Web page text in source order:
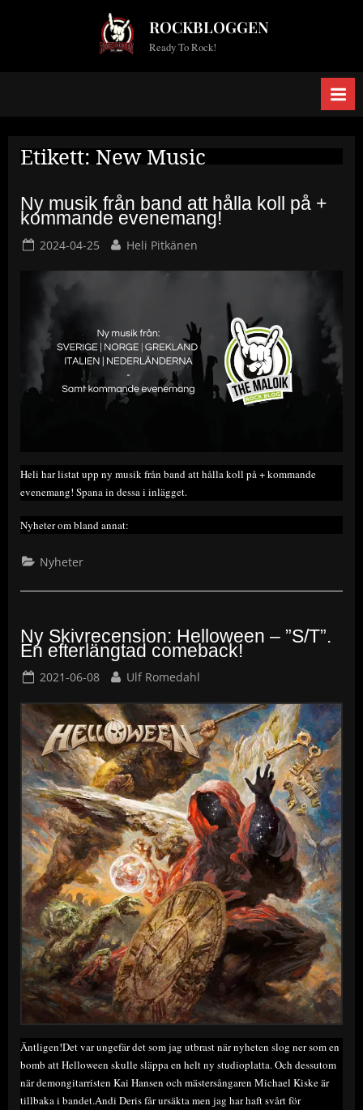
ROCKBLOGGEN
Ready To Rock!
Etikett: New Music
Ny musik från band att hålla koll på +
kommande evenemang!
Posted
2024-04-25 By
Heli Pitkänen
Heli har listat upp ny musik från band att hålla koll på + kommande
evenemang! Spana in dessa i inlägget.
Nyheter om bland annat:
Nyheter
Ny Skivrecension: Helloween – ”S/T”.
En efterlängtad comeback!
Posted
2021-06-08 By
Ulf Romedahl
Äntligen!Det var ungefär det som jag utbrast när nyheten slog ner som en
bomb att Helloween skulle släppa en helt ny studioplatta. Och dessutom
när demongitarristen Kai Hansen och mästersångaren Michael Kiske är
tillbaka i bandet.Andi Deris får ursäkta men jag har haft svårt för